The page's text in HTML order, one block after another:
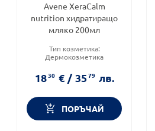
Avene XeraCalm
nutrition хидратиращо
мляко 200мл
Тип козметика:
Дермокозметика
Форма на продукта:
1830 € / 3579 лв.
ПОРЪЧАЙ